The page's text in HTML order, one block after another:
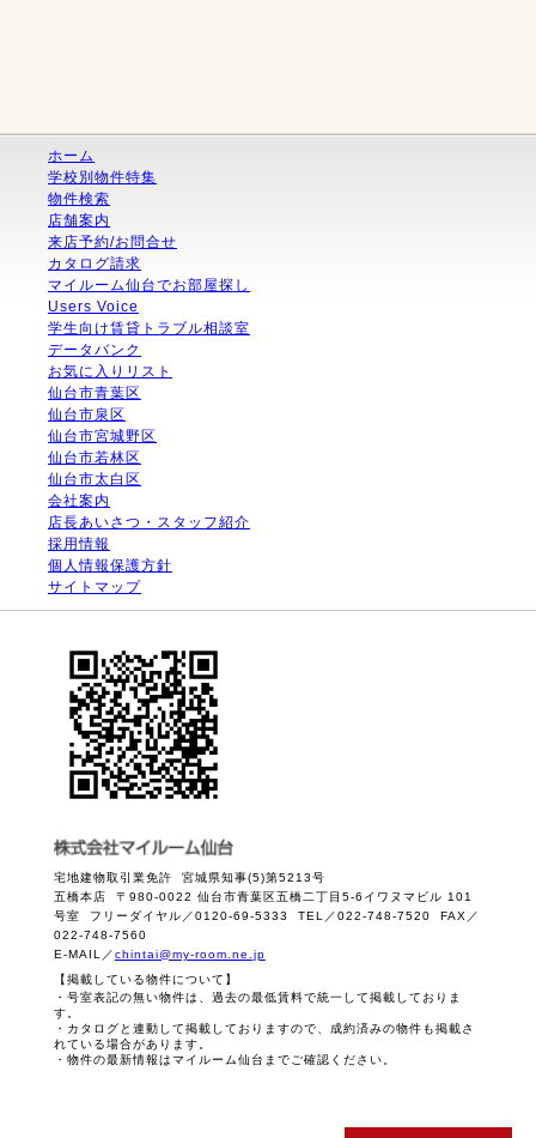
ホーム
学校別物件特集
物件検索
店舗案内
来店予約/お問合せ
カタログ請求
マイルーム仙台でお部屋探し
Users Voice
学生向け賃貸トラブル相談室
データバンク
お気に入りリスト
仙台市青葉区
仙台市泉区
仙台市宮城野区
仙台市若林区
仙台市太白区
会社案内
店長あいさつ・スタッフ紹介
採用情報
個人情報保護方針
サイトマップ
宅地建物取引業免許 宮城県知事(5)第5213号
五橋本店 〒980-0022 仙台市青葉区五橋二丁目5-6イワヌマビル 101
号室 フリーダイヤル／0120-69-5333 TEL／022-748-7520 FAX／
022-748-7560
E-MAIL／chintai@my-room.ne.jp
【掲載している物件について】
・号室表記の無い物件は、過去の最低賃料で統一して掲載しておりま
す。
・カタログと連動して掲載しておりますので、成約済みの物件も掲載さ
れている場合があります。
・物件の最新情報はマイルーム仙台までご確認ください。